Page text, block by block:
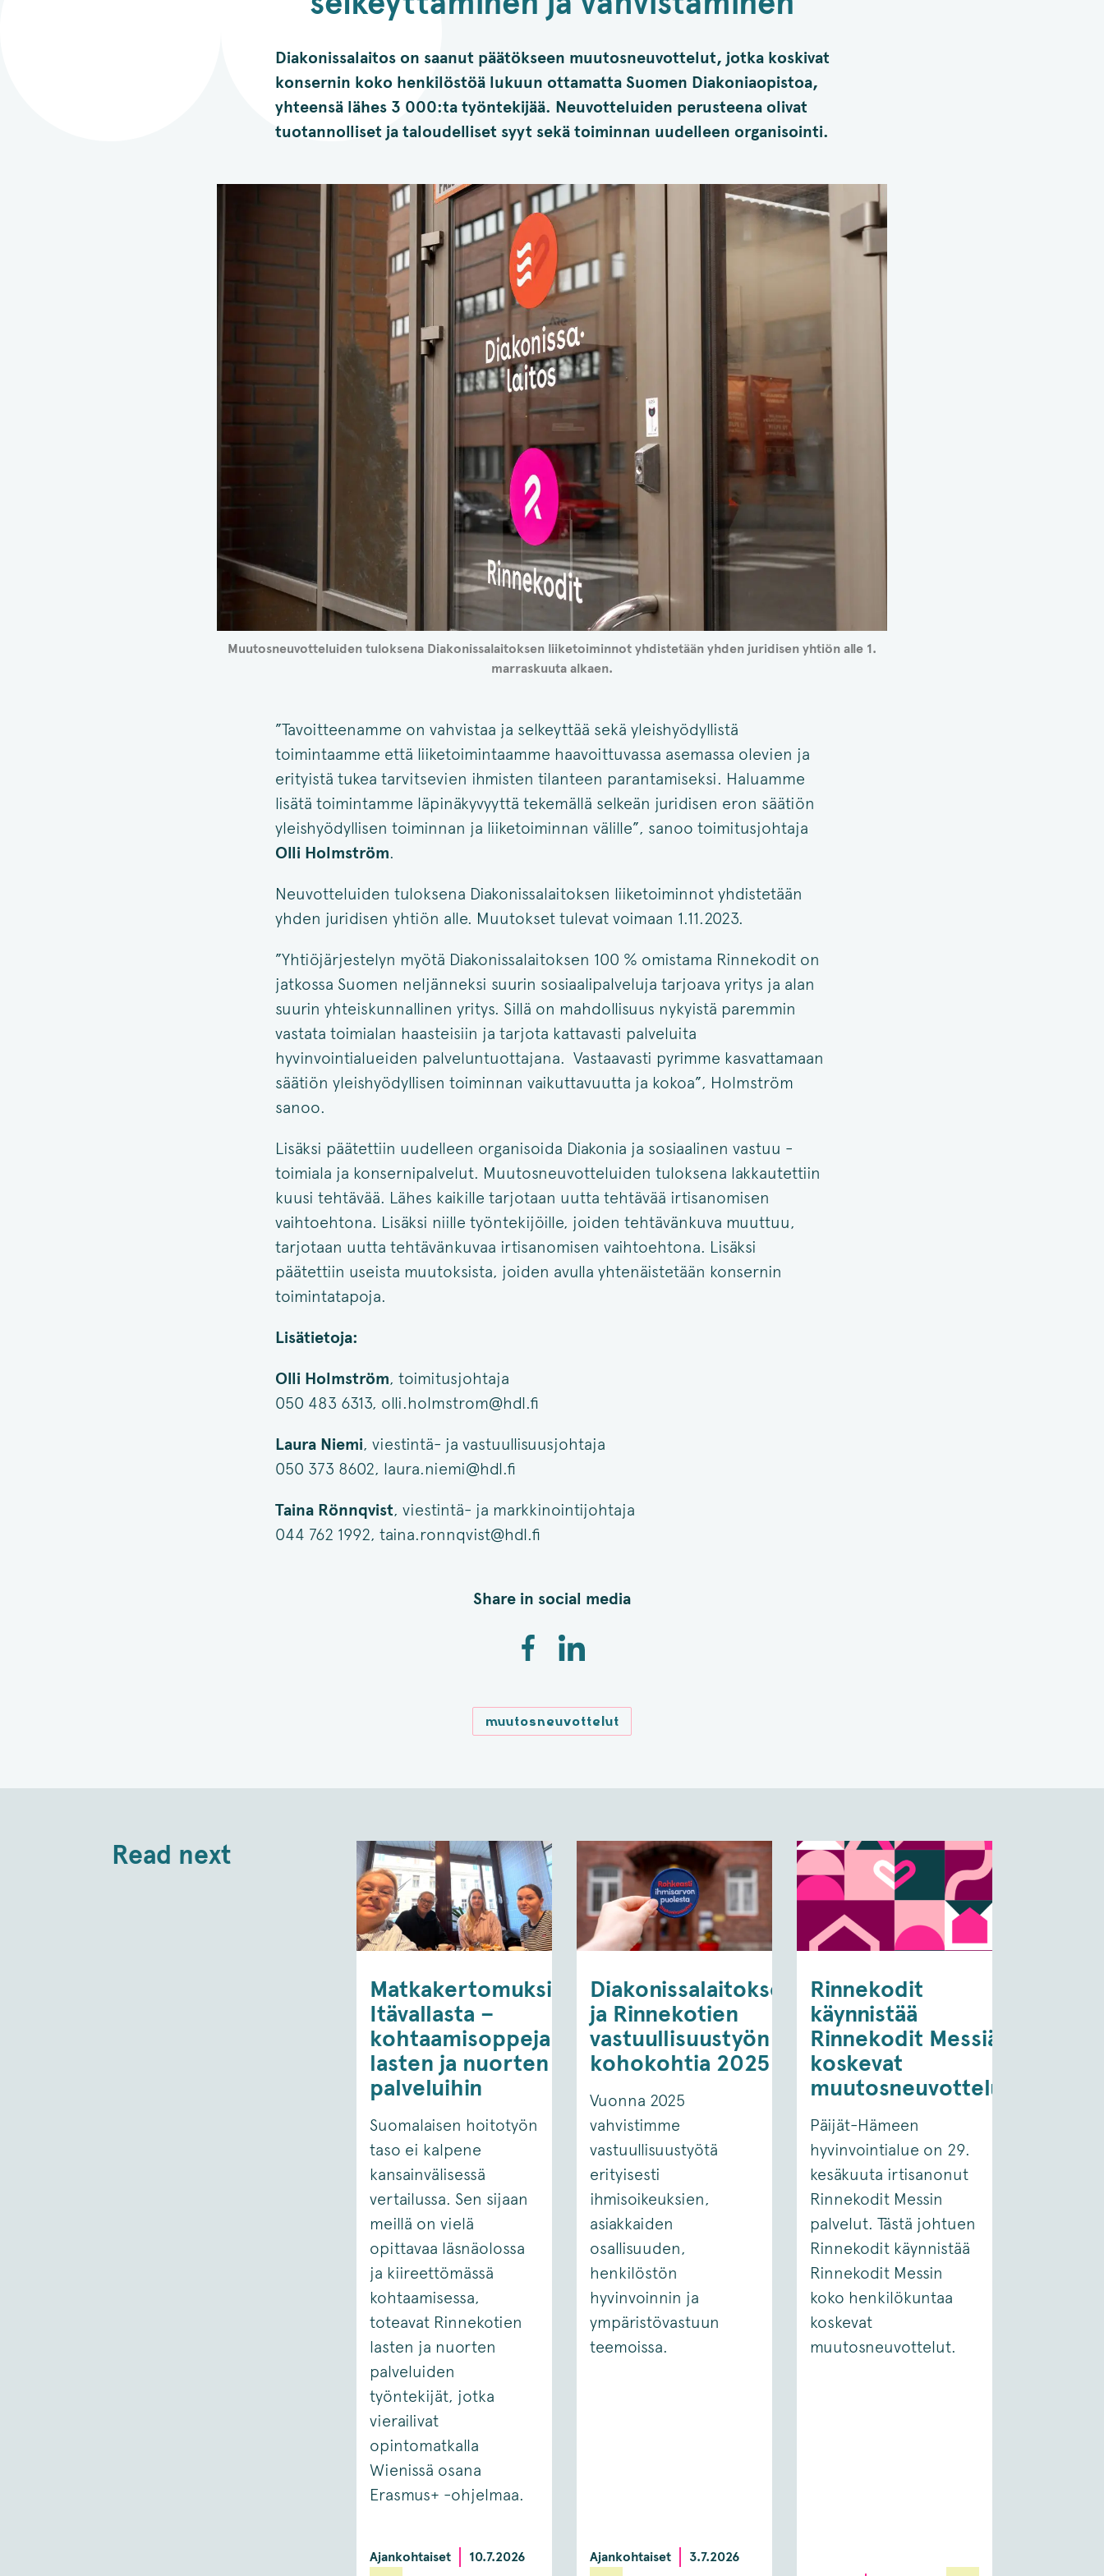
Diakonissalaitos on saanut päätökseen muutosneuvottelut, jotka koskivat
konsernin koko henkilöstöä lukuun ottamatta Suomen Diakoniaopistoa,
yhteensä lähes 3 000:ta työntekijää. Neuvotteluiden perusteena olivat
tuotannolliset ja taloudelliset syyt sekä toiminnan uudelleen organisointi.
Muutosneuvotteluiden tuloksena Diakonissalaitoksen liiketoiminnot yhdistetään yhden juridisen yhtiön alle 1.
marraskuuta alkaen.
”Tavoitteenamme on vahvistaa ja selkeyttää sekä yleishyödyllistä
toimintaamme että liiketoimintaamme haavoittuvassa asemassa olevien ja
erityistä tukea tarvitsevien ihmisten tilanteen parantamiseksi. Haluamme
lisätä toimintamme läpinäkyvyyttä tekemällä selkeän juridisen eron säätiön
yleishyödyllisen toiminnan ja liiketoiminnan välille”, sanoo toimitusjohtaja
Olli Holmström.
Neuvotteluiden tuloksena Diakonissalaitoksen liiketoiminnot yhdistetään
yhden juridisen yhtiön alle. Muutokset tulevat voimaan 1.11.2023.
”Yhtiöjärjestelyn myötä Diakonissalaitoksen 100 % omistama Rinnekodit on
jatkossa Suomen neljänneksi suurin sosiaalipalveluja tarjoava yritys ja alan
suurin yhteiskunnallinen yritys. Sillä on mahdollisuus nykyistä paremmin
vastata toimialan haasteisiin ja tarjota kattavasti palveluita
hyvinvointialueiden palveluntuottajana. Vastaavasti pyrimme kasvattamaan
säätiön yleishyödyllisen toiminnan vaikuttavuutta ja kokoa”, Holmström
sanoo.
Lisäksi päätettiin uudelleen organisoida Diakonia ja sosiaalinen vastuu -
toimiala ja konsernipalvelut. Muutosneuvotteluiden tuloksena lakkautettiin
kuusi tehtävää. Lähes kaikille tarjotaan uutta tehtävää irtisanomisen
vaihtoehtona. Lisäksi niille työntekijöille, joiden tehtävänkuva muuttuu,
tarjotaan uutta tehtävänkuvaa irtisanomisen vaihtoehtona. Lisäksi
päätettiin useista muutoksista, joiden avulla yhtenäistetään konsernin
toimintatapoja.
Lisätietoja:
Olli Holmström, toimitusjohtaja
050 483 6313, olli.holmstrom@hdl.fi
Laura Niemi, viestintä- ja vastuullisuusjohtaja
050 373 8602, laura.niemi@hdl.fi
Taina Rönnqvist, viestintä- ja markkinointijohtaja
044 762 1992, taina.ronnqvist@hdl.fi
Share in social media
muutosneuvottelut
Read next
Matkakertomuksia
Itävallasta –
kohtaamisoppeja
lasten ja nuorten
palveluihin
Suomalaisen hoitotyön
taso ei kalpene
kansainvälisessä
vertailussa. Sen sijaan
meillä on vielä
opittavaa läsnäolossa
ja kiireettömässä
kohtaamisessa,
toteavat Rinnekotien
lasten ja nuorten
palveluiden
työntekijät, jotka
vierailivat
opintomatkalla
Wienissä osana
Erasmus+ -ohjelmaa.
Ajankohtaiset 10.7.2026
Diakonissalaitoksen
ja Rinnekotien
vastuullisuustyön
kohokohtia 2025
Vuonna 2025
vahvistimme
vastuullisuustyötä
erityisesti
ihmisoikeuksien,
asiakkaiden
osallisuuden,
henkilöstön
hyvinvoinnin ja
ympäristövastuun
teemoissa.
Ajankohtaiset 3.7.2026
Rinnekodit
käynnistää
Rinnekodit Messiä
koskevat
muutosneuvottelut
Päijät-Hämeen
hyvinvointialue on 29.
kesäkuuta irtisanonut
Rinnekodit Messin
palvelut. Tästä johtuen
Rinnekodit käynnistää
Rinnekodit Messin
koko henkilökuntaa
koskevat
muutosneuvottelut.